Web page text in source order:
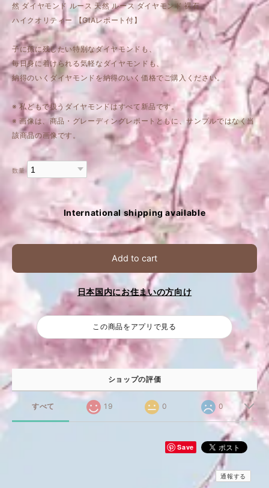
然 ダイヤモンド ルース 天然 ルース ダイヤモンド 裸石
ハイクオリティー 【GIAレポート付】
子に孫に残したい特別なダイヤモンドも、
毎日身に着けられる気軽なダイヤモンドも、
納得のいくダイヤモンドを納得のいく価格でご購入ください。
※ 私どもで扱うダイヤモンドはすべて新品です。
※ 画像は、商品・グレーディングレポートともに、サンプルではなく当
該商品の画像です。
数量
International shipping available
Add to cart
日本国内にお住まいの方向け
この商品をアプリで見る
ショップの評価
すべて 19 0 0
Save
通報する